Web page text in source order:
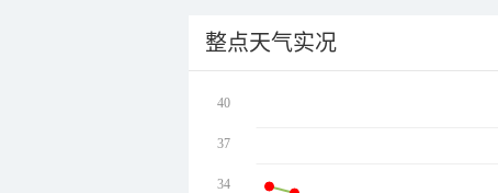
整点天气实况
40
37
34